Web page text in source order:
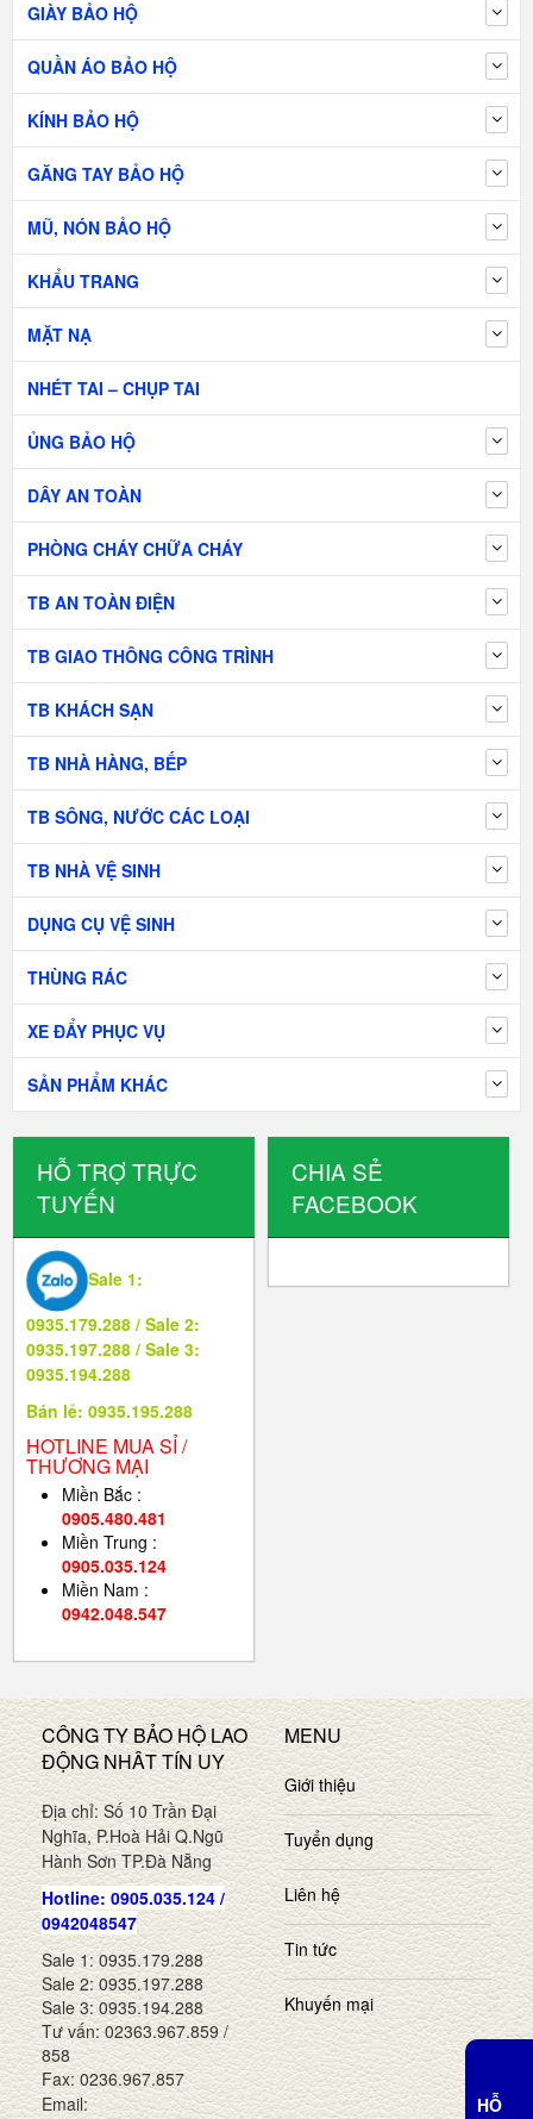
GIÀY BẢO HỘ
QUẦN ÁO BẢO HỘ
KÍNH BẢO HỘ
GĂNG TAY BẢO HỘ
MŨ, NÓN BẢO HỘ
KHẨU TRANG
MẶT NẠ
NHÉT TAI – CHỤP TAI
ỦNG BẢO HỘ
DÂY AN TOÀN
PHÒNG CHÁY CHỮA CHÁY
TB AN TOÀN ĐIỆN
TB GIAO THÔNG CÔNG TRÌNH
TB KHÁCH SẠN
TB NHÀ HÀNG, BẾP
TB SÔNG, NƯỚC CÁC LOẠI
TB NHÀ VỆ SINH
DỤNG CỤ VỆ SINH
THÙNG RÁC
XE ĐẨY PHỤC VỤ
SẢN PHẨM KHÁC
HỖ TRỢ TRỰC
TUYẾN
Sale 1:
0935.179.288 / Sale 2:
0935.197.288 / Sale 3:
0935.194.288
Bán lẻ: 0935.195.288
HOTLINE MUA SỈ /
THƯƠNG MẠI
Miền Bắc :
0905.480.481
Miền Trung :
0905.035.124
Miền Nam :
0942.048.547
CHIA SẺ
FACEBOOK
CÔNG TY BẢO HỘ LAO
ĐỘNG NHÂT TÍN UY
Địa chỉ: Số 10 Trần Đại
Nghĩa, P.Hoà Hải Q.Ngũ
Hành Sơn TP.Đà Nẵng
Hotline: 0905.035.124 /
0942048547
Sale 1: 0935.179.288
Sale 2: 0935.197.288
Sale 3: 0935.194.288
Tư vấn: 02363.967.859 /
858
Fax: 0236.967.857
Email:
MENU
Giới thiệu
Tuyển dụng
Liên hệ
Tin tức
Khuyến mại
HỖ